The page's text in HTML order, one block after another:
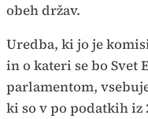
obeh držav.
Uredba, ki jo je
in o kateri se bo Svet
parlamentom,
ki so v po podatkih iz